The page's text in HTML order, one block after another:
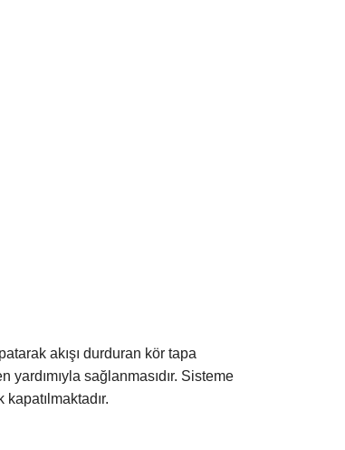
akışı durduran kör tapa
yardımıyla sağlanmasıdır. Sisteme